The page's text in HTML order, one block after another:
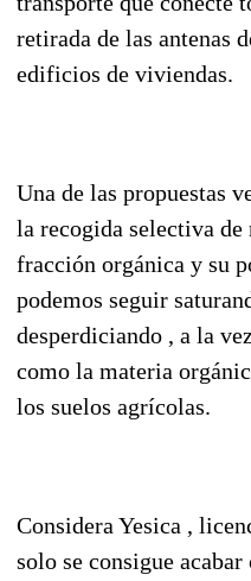
retirada de las antenas
edificios de viviendas.
Una de las propuestas
la recogida selectiva
fracción orgánica y su
podemos seguir
desperdiciando , a la
como la materia
los suelos agrícolas.
Considera Yesica ,
solo se consigue